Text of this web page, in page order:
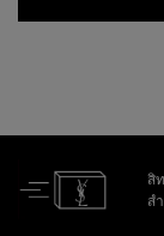
สิ
ส